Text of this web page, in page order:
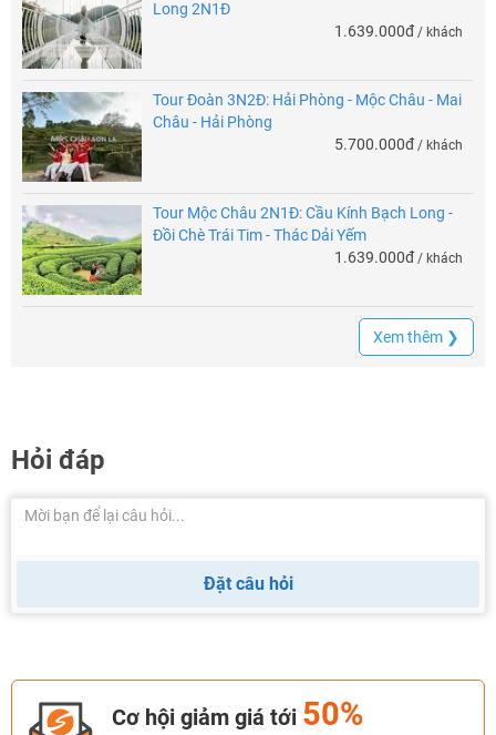
Long 2N1Đ
1.639.000đ / khách
Tour Đoàn 3N2Đ: Hải Phòng - Mộc Châu - Mai
Châu - Hải Phòng
5.700.000đ / khách
Tour Mộc Châu 2N1Đ: Cầu Kính Bạch Long -
Đồi Chè Trái Tim - Thác Dải Yếm
1.639.000đ / khách
Xem thêm ❯
Hỏi đáp
Đặt câu hỏi
Cơ hội giảm giá tới 50%